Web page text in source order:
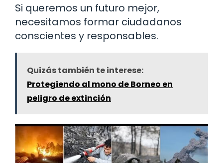
Si queremos un futuro mejor,
necesitamos formar ciudadanos
conscientes y responsables.
Quizás también te interese:
Protegiendo al mono de Borneo en
peligro de extinción